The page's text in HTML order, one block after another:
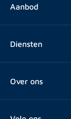
Aanbod
Diensten
Over ons